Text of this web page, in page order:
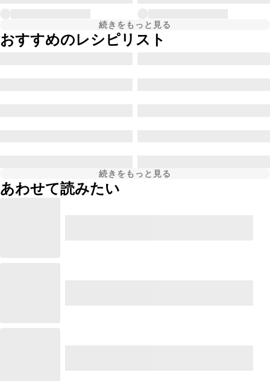
続きをもっと見る
おすすめのレシピリスト
続きをもっと見る
あわせて読みたい